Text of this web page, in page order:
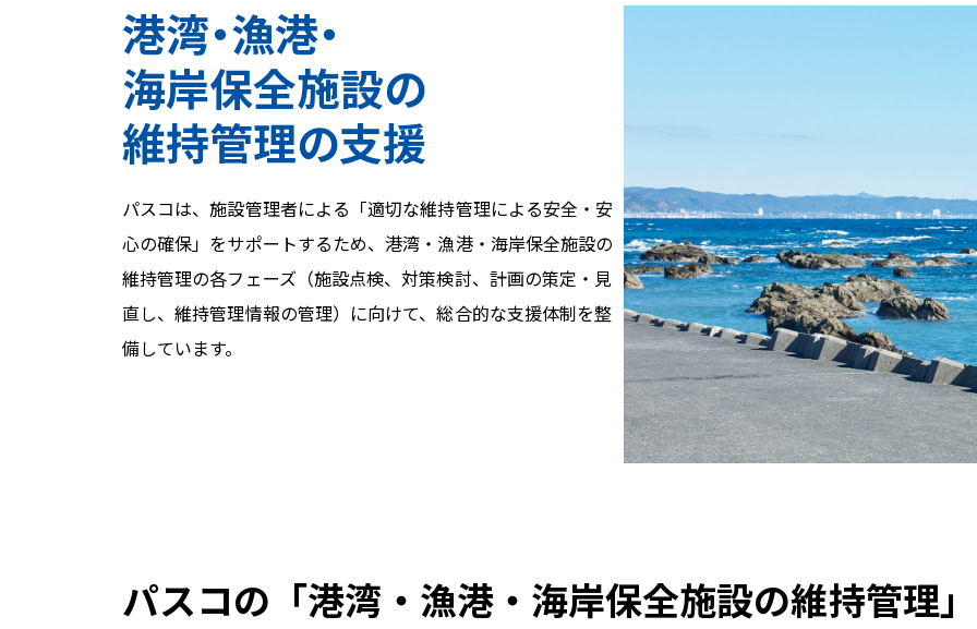
港湾・漁港・
海岸保全施設の
維持管理の支援
パスコは、施設管理者による「適切な維持管理による安全・安
心の確保」をサポートするため、港湾・漁港・海岸保全施設の
維持管理の各フェーズ（施設点検、対策検討、計画の策定・見
直し、維持管理情報の管理）に向けて、総合的な支援体制を整
備しています。
パスコの「港湾・漁港・海岸保全施設の維持管理